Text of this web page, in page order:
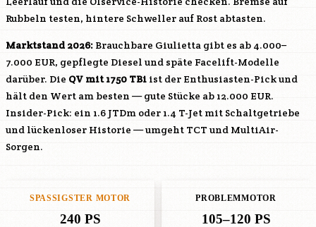
Rubbeln testen, hintere Schweller auf Rost abtasten.
Marktstand 2026: Brauchbare Giulietta gibt es ab 4.000–
7.000 EUR, gepflegte Diesel und späte Facelift-Modelle
darüber. Die QV mit 1750 TBi ist der Enthusiasten-Pick und
hält den Wert am besten — gute Stücke ab 12.000 EUR.
Insider-Pick: ein 1.6 JTDm oder 1.4 T-Jet mit Schaltgetriebe
und lückenloser Historie — umgeht TCT und MultiAir-
Sorgen.
SPASSIGSTER MOTOR
240 PS
PROBLEMMOTOR
105–120 PS